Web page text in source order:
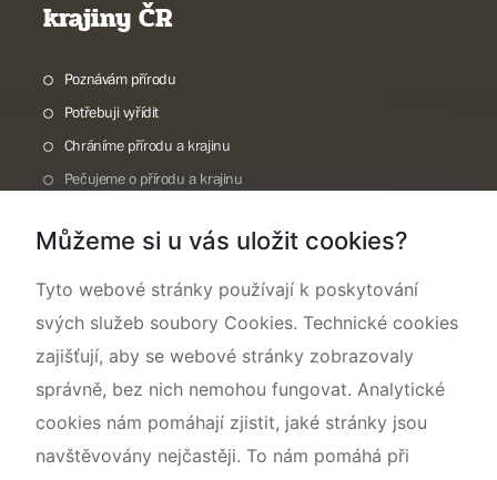
krajiny ČR
Poznávám přírodu
Potřebuji vyřídit
Chráníme přírodu a krajinu
Pečujeme o přírodu a krajinu
O nás
Můžeme si u vás uložit cookies?
Tyto webové stránky používají k poskytování
svých služeb soubory Cookies. Technické cookies
zajišťují, aby se webové stránky zobrazovaly
správně, bez nich nemohou fungovat. Analytické
cookies nám pomáhají zjistit, jaké stránky jsou
navštěvovány nejčastěji. To nám pomáhá při